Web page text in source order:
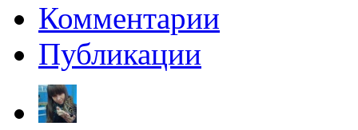
Комментарии
Публикации